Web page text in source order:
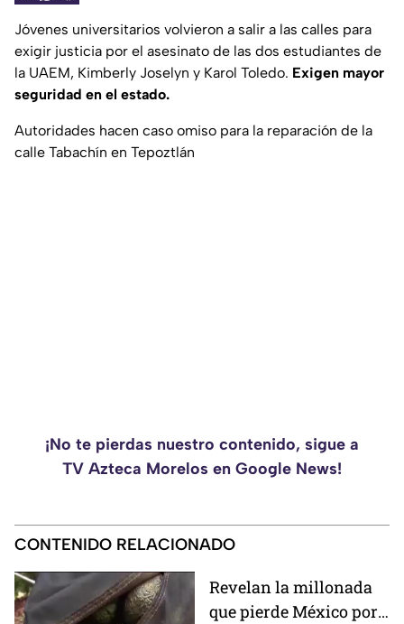
Jóvenes universitarios volvieron a salir a las calles para
exigir justicia por el asesinato de las dos estudiantes de
la UAEM, Kimberly Joselyn y Karol Toledo. Exigen mayor
seguridad en el estado.
Autoridades hacen caso omiso para la reparación de la
calle Tabachín en Tepoztlán
¡No te pierdas nuestro contenido, sigue a
TV Azteca Morelos en Google News!
CONTENIDO RELACIONADO
Revelan la millonada
que pierde México por